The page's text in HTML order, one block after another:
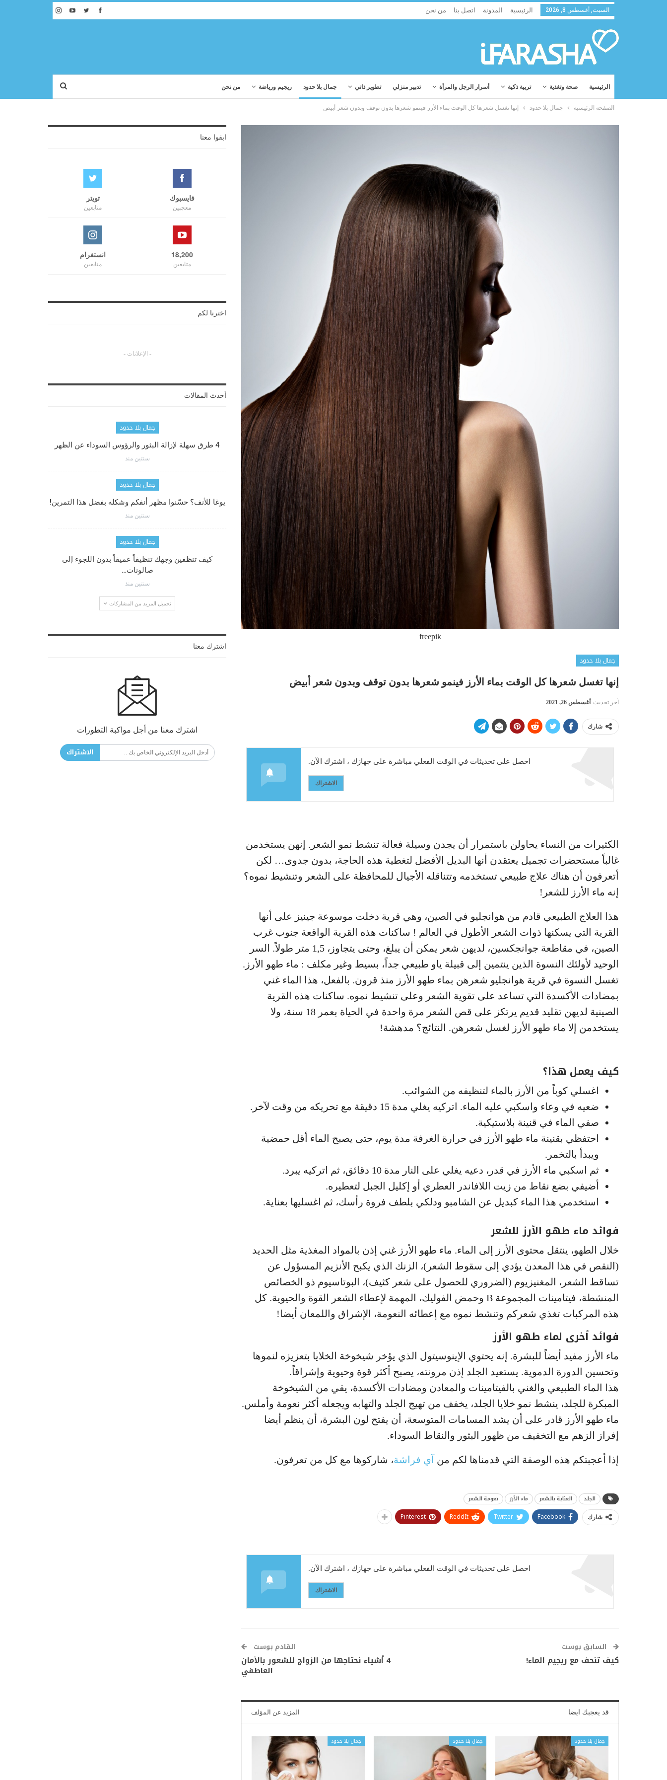
السبت, أغسطس 8, 2026 الرئيسية المدونة اتصل بنا من نحن
الرئيسية صحة وتغذية تربية ذكية أسرار الرجل والمرأة تدبير منزلي تطوير ذاتي جمال بلا حدود ريجيم ورياضة من نحن
الصفحة الرئيسية جمال بلا حدود إنها تغسل شعرها كل الوقت بماء الأرز فينمو شعرها بدون توقف وبدون شعر أبيض
freepik
جمال بلا حدود
إنها تغسل شعرها كل الوقت بماء الأرز فينمو شعرها بدون توقف وبدون شعر أبيض
آخر تحديث أغسطس 26, 2021
شارك
احصل على تحديثات في الوقت الفعلي مباشرة على جهازك ، اشترك الآن.
الاشتراك
الكثيرات من النساء يحاولن باستمرار أن يجدن وسيلة فعالة تنشط نمو الشعر. إنهن يستخدمن
غالباً مستحضرات تجميل يعتقدن أنها البديل الأفضل لتغطية هذه الحاجة، بدون جدوى… لكن
أتعرفون أن هناك علاج طبيعي تستخدمه وتتناقله الأجيال للمحافظة على الشعر وتنشيط نموه؟
إنه ماء الأرز للشعر!
هذا العلاج الطبيعي قادم من هوانجليو في الصين، وهي قرية دخلت موسوعة جينيز على أنها
القرية التي يسكنها ذوات الشعر الأطول في العالم ! ساكنات هذه القرية الواقعة جنوب غرب
الصين، في مقاطعة جوانجكسين، لديهن شعر يمكن أن يبلغ، وحتى يتجاوز، 1,5 متر طولاً. السر
الوحيد لأولئك النسوة الذين ينتمين إلى قبيلة ياو طبيعي جداً، بسيط وغير مكلف : ماء طهو الأرز.
تغسل النسوة في قرية هوانجليو شعرهن بماء طهو الأرز منذ قرون. بالفعل، هذا الماء غني
بمضادات الأكسدة التي تساعد على تقوية الشعر وعلى تنشيط نموه. ساكنات هذه القرية
الصينية لديهن تقليد قديم يرتكز على قص الشعر مرة واحدة في الحياة بعمر 18 سنة، ولا
يستخدمن إلا ماء طهو الأرز لغسل شعرهن. النتائج؟ مدهشة!
كيف يعمل هذا؟
اغسلي كوباً من الأرز بالماء لتنظيفه من الشوائب.
ضعيه في وعاء واسكبي عليه الماء. اتركيه يغلي مدة 15 دقيقة مع تحريكه من وقت لآخر.
صفي الماء في قنينة بلاستيكية.
احتفظي بقنينة ماء طهو الأرز في حرارة الغرفة مدة يوم، حتى يصبح الماء أقل حمضية
ويبدأ بالتخمر.
ثم اسكبي ماء الأرز في قدر، دعيه يغلي على النار مدة 10 دقائق، ثم اتركيه يبرد.
أضيفي بضع نقاط من زيت اللافاندر العطري أو إكليل الجبل لتعطيره.
استخدمي هذا الماء كبديل عن الشامبو ودلكي بلطف فروة رأسك، ثم اغسليها بعناية.
فوائد ماء طهو الأرز للشعر
خلال الطهو، ينتقل محتوى الأرز إلى الماء. ماء طهو الأرز غني إذن بالمواد المغذية مثل الحديد
(النقص في هذا المعدن يؤدي إلى سقوط الشعر)، الزنك الذي يكبح الأنزيم المسؤول عن
تساقط الشعر، المغنيزيوم (الضروري للحصول على شعر كثيف)، البوتاسيوم ذو الخصائص
المنشطة، فيتامينات المجموعة B وحمض الفوليك، المهمة لإعطاء الشعر القوة والحيوية. كل
هذه المركبات تغذي شعركم وتنشط نموه مع إعطائه النعومة، الإشراق واللمعان أيضا!
فوائد أخرى لماء طهو الأرز
ماء الأرز مفيد أيضاً للبشرة. إنه يحتوي الإينوسيتول الذي يؤخر شيخوخة الخلايا بتعزيزه لنموها
وتحسين الدورة الدموية. يستعيد الجلد إذن مرونته، يصبح أكثر قوة وحيوية وإشراقاً.
هذا الماء الطبيعي والغني بالفيتامينات والمعادن ومضادات الأكسدة، يقي من الشيخوخة
المبكرة للجلد، ينشط نمو خلايا الجلد، يخفف من تهيج الجلد والتهابه ويجعله أكثر نعومة وأملس.
ماء طهو الأرز قادر على أن يشد المسامات المتوسعة، أن يفتح لون البشرة، أن ينظم أيضا
إفراز الزهم مع التخفيف من ظهور البثور والنقاط السوداء.
إذا أعجبتكم هذه الوصفة التي قدمناها لكم من آي فراشة، شاركوها مع كل من تعرفون.
الجلد العناية بالشعر ماء الأرز نعومة الشعر
شارك Facebook
Twitter
ReddIt
Pinterest
احصل على تحديثات في الوقت الفعلي مباشرة على جهازك ، اشترك الآن.
الاشتراك
السابق بوست
كيف تنحف مع ريجيم الماء!
القادم بوست
4 أشياء نحتاجها من الزواج للشعور بالأمان
العاطفي
قد يعجبك ايضا المزيد عن المؤلف
جمال بلا حدود جمال بلا حدود جمال بلا حدود
ابقوا معنا
فايسبوك
معجبين
تويتر
متابعين
18,200
متابعين
انستغرام
متابعين
اخترنا لكم
- الإعلانات -
أحدث المقالات
جمال بلا حدود
4 طرق سهلة لإزالة البثور والرؤوس السوداء عن الظهر
سنتين منذ
جمال بلا حدود
يوغا للأنف؟ حسّنوا مظهر أنفكم وشكله بفضل هذا التمرين!
سنتين منذ
جمال بلا حدود
كيف تنظفين وجهك تنظيفاً عميقاً بدون اللجوء إلى
صالونات…
سنتين منذ
تحميل المزيد من المشاركات
اشترك معنا
اشترك معنا من أجل مواكبة التطورات
الاشتراك